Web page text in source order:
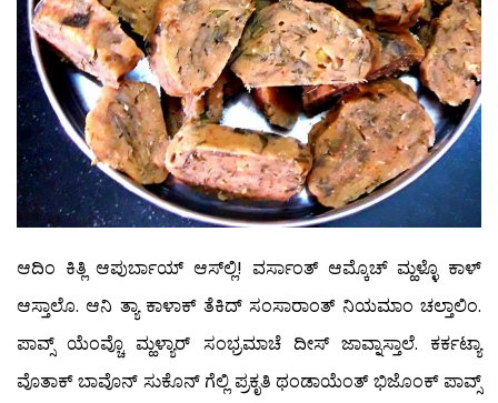
ಆದಿಂ ಕಿತ್ಲಿ ಆಪುರ್ಬಾಯ್ ಆಸ್‍ಲ್ಲಿ! ವರ್ಸಾಂತ್ ಆಮ್ಕೊಚ್ ಮ್ಹಳ್ಳೊ ಕಾಳ್
ಆಸ್ತಾಲೊ. ಆನಿ ತ್ಯಾ ಕಾಳಾಕ್ ತೆಕಿದ್ ಸಂಸಾರಾಂತ್ ನಿಯಮಾಂ ಚಲ್ತಾಲಿಂ.
ಪಾವ್ಸ್ ಯೆಂವ್ಚೊ ಮ್ಹಳ್ಯಾರ್ ಸಂಭ್ರಮಾಚೆ ದೀಸ್ ಜಾವ್ನಾಸ್ತಾಲೆ. ಕರ್ಕಟ್ಯಾ
ವೊತಾಕ್ ಬಾವೊನ್ ಸುಕೊನ್ ಗೆಲ್ಲಿ ಪ್ರಕೃತಿ ಥಂಡಾಯೆಂತ್ ಭಿಜೊಂಕ್ ಪಾವ್ಸ್